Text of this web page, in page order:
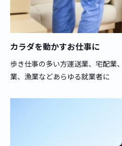
カラダを動かすお仕事に
歩き仕事の多い方運送業、宅配業
業、漁業などあらゆる就業者に